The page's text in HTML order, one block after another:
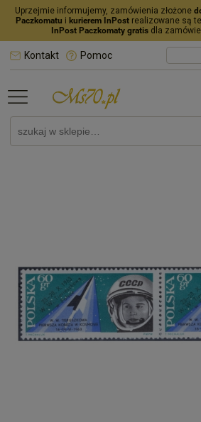
Uprzejmie informujemy, zamówienia złożone
Paczkomatu i kurierem InPost realizowane są
InPost Paczkomaty gratisdla
Kontakt Pomoc